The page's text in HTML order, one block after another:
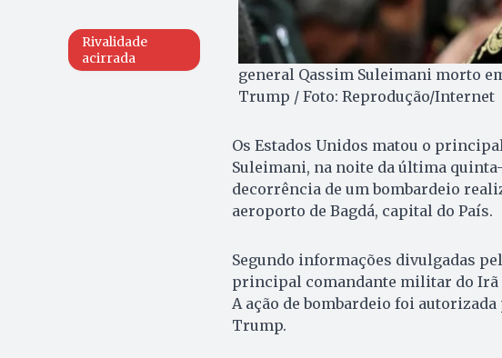
Rivalidade
acirrada
general Qassim Suleimani morto
Trump / Foto: Reprodução/Internet
Os Estados Unidos matou o
Suleimani, na noite da última
decorrência de um bombardeio
aeroporto de Bagdá, capital do País.
Segundo informações divulgadas
principal comandante militar do
A ação de bombardeio foi
Trump.